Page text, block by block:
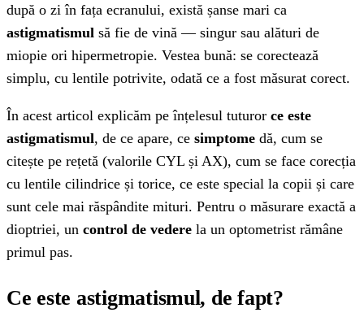
după o zi în fața ecranului, există șanse mari ca
astigmatismul să fie de vină — singur sau alături de
miopie ori hipermetropie. Vestea bună: se corectează
simplu, cu lentile potrivite, odată ce a fost măsurat corect.
În acest articol explicăm pe înțelesul tuturor ce este
astigmatismul, de ce apare, ce simptome dă, cum se
citește pe rețetă (valorile CYL și AX), cum se face corecția
cu lentile cilindrice și torice, ce este special la copii și care
sunt cele mai răspândite mituri. Pentru o măsurare exactă a
dioptriei, un control de vedere la un optometrist rămâne
primul pas.
Ce este astigmatismul, de fapt?